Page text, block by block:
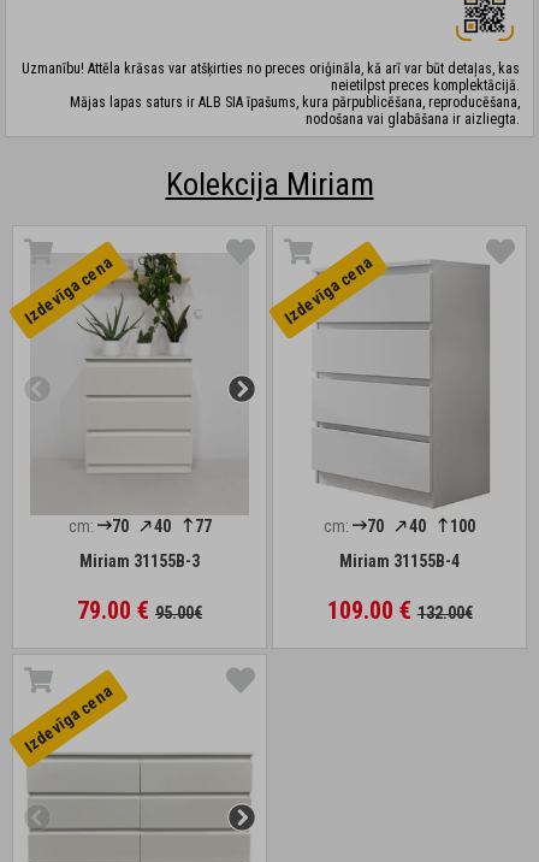
Uzmanību! Attēla krāsas var atšķirties no preces oriģināla, kā arī var būt detaļas, kas
neietilpst preces komplektācijā.
Mājas lapas saturs ir ALB SIA īpašums, kura pārpublicēšana, reproducēšana,
nodošana vai glabāšana ir aizliegta.
Kolekcija Miriam
Izdevīga cena
cm: 70 40
77
Miriam 31155B-3
79.00 € 95.00€
Izdevīga cena
cm: 70 40
100
Miriam 31155B-4
109.00 €132.00€
Izdevīga cena